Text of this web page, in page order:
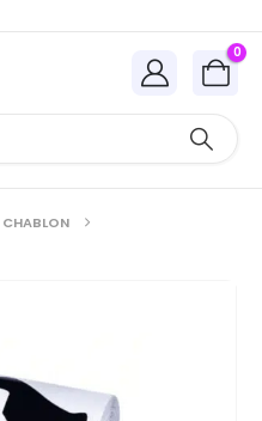
0
CHABLON